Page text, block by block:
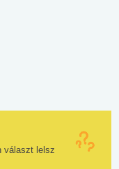
választ lelsz